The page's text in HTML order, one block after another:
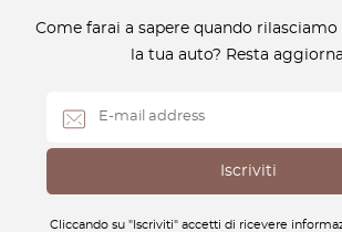
Come farai a sapere quando
la tua auto? Resta
Cliccando su "Iscriviti" accetti di ricevere